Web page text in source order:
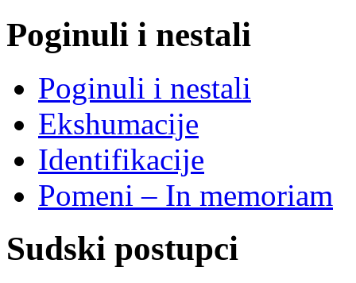
Poginuli i nestali
Poginuli i nestali
Ekshumacije
Identifikacije
Pomeni – In memoriam
Sudski postupci